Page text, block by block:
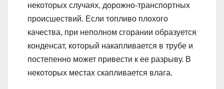
некоторых случаях, дорожно-транспортных
происшествий. Если топливо плохого
качества, при неполном сгорании образуется
конденсат, который накапливается в трубе и
постепенно может привести к ее разрыву. В
некоторых местах скапливается влага.